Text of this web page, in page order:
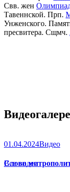
Свв. жен
Тавеннской. Прп.
Унженского.
пресвитера. Сщмч.
01.04.2024Видео
Слово
Все видео